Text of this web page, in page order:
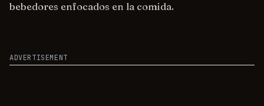
bebedores enfocados en la comida.
ADVERTISEMENT